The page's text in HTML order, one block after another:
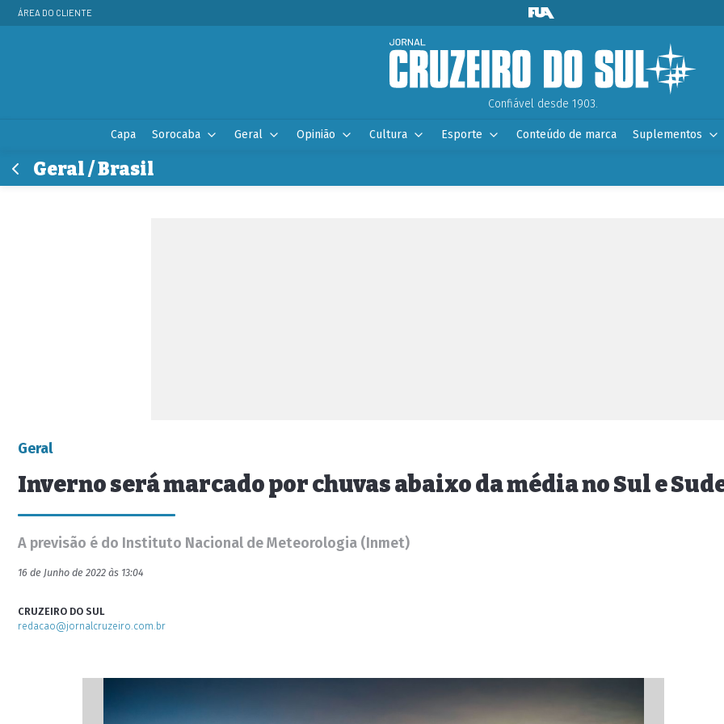
ÁREA DO CLIENTE
Confiável desde 1903.
Capa Sorocaba Geral Opinião Cultura Esporte Conteúdo de marca Suplementos
Geral / Brasil
Geral
Inverno será marcado por chuvas abaixo da média no Sul e
A previsão é do Instituto Nacional de Meteorologia (Inmet)
16 de Junho de 2022 às 13:04
CRUZEIRO DO SUL
redacao@jornalcruzeiro.com.br